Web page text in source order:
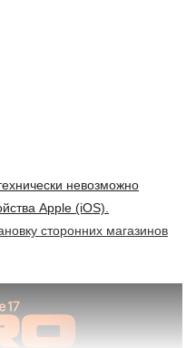
невозможно
Apple (iOS).
сторонних магазинов